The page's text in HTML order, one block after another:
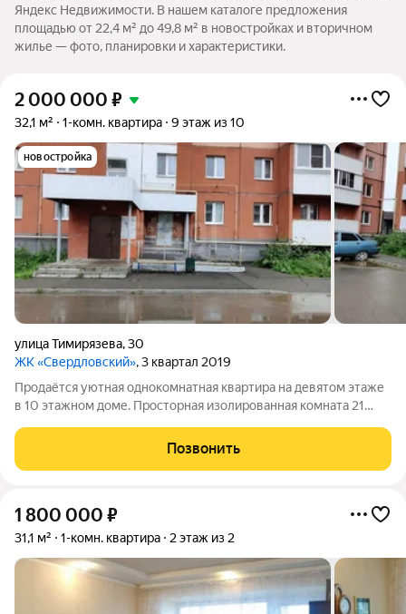
Яндекс Недвижимости. В нашем каталоге предложения
площадью от 22,4 м² до 49,8 м² в новостройках и вторичном
жилье — фото, планировки и характеристики.
2 000 000 ₽
32,1 м² 1-комн. квартира 9 этаж из 10
новостройка
улица Тимирязева,30
ЖК «Свердловский», 3 квартал 2019
Продаётся уютная однокомнатная квартира на девятом этаже
в 10 этажном доме. Просторная изолированная комната 21
ремонта, а это значит, что вы сможете сделать её полностью
под свой вкус. В
Позвонить
1 800 000 ₽
31,1 м² 1-комн. квартира 2 этаж из 2